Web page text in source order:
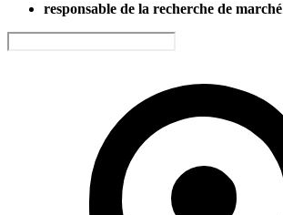
responsable de la recherche de marché